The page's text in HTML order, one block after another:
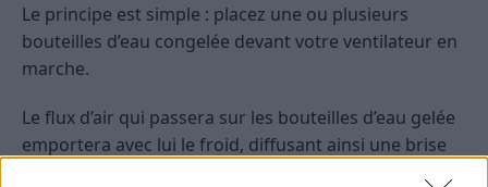
Le principe est simple : placez une ou plusieurs
bouteilles d’eau congelée devant votre ventilateur en
marche.
Le flux d’air qui passera sur les bouteilles d’eau gelée
emportera avec lui le froid, diffusant ainsi une brise